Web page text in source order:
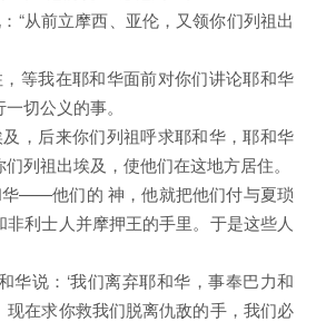
“从前立摩西、亚伦，又领你们列祖出
等我在耶和华面前对你们讲论耶和华
切公义的事。
，后来你们列祖呼求耶和华，耶和华
列祖出埃及，使他们在这地方居住。
华——他们的 神，他就把他们付与夏琐
利士人并摩押王的手里。于是这些人
华说：‘我们离弃耶和华，事奉巴力和
现在求你救我们脱离仇敌的手，我们必